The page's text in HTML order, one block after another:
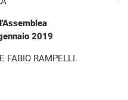
2019
FABIO RAMPELLI.